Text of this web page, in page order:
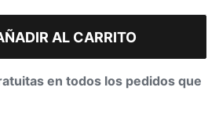
deseosAL CARRITO
en todos los pedidos que